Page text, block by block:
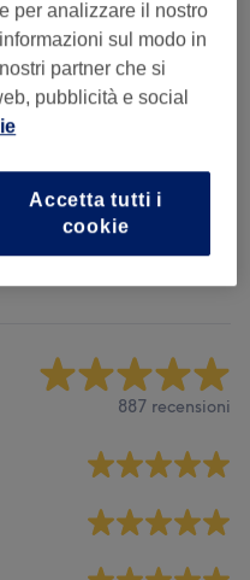
da € 10
887 recensioni
per analizzare il nostro
sul modo in
partner che si
pubblicità e social
Accetta tutti i
cookie